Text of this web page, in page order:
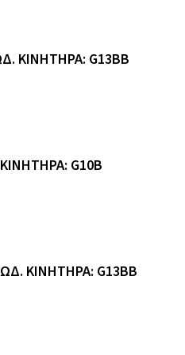
ΚΙΝΗΤΗΡΑ: G13BB
G10B
ΚΙΝΗΤΗΡΑ: G13BB